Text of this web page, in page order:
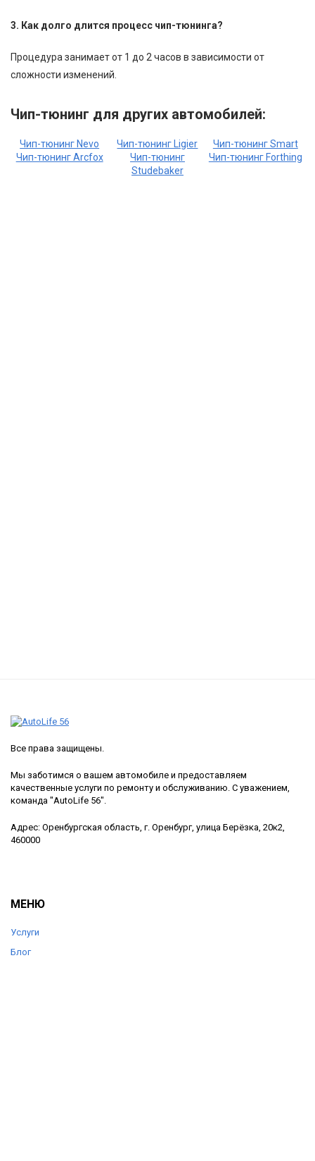
3. Как долго длится процесс чип-тюнинга?
Процедура занимает от 1 до 2 часов в зависимости от
сложности изменений.
Чип-тюнинг для других автомобилей:
Чип-тюнинг Nevo Чип-тюнинг Ligier
Чип-тюнинг Smart
Чип-тюнинг Arcfox
Чип-тюнинг
Studebaker
Чип-тюнинг Forthing
Все права защищены.
Мы заботимся о вашем автомобиле и предоставляем
качественные услуги по ремонту и обслуживанию. С уважением,
команда "AutoLife 56".
Адрес: Оренбургская область, г. Оренбург, улица Берёзка, 20к2,
460000
МЕНЮ
Услуги
Блог